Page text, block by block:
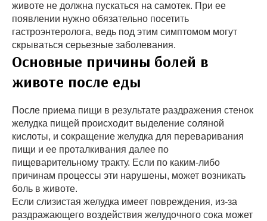
животе не должна пускаться на самотек. При ее
появлении нужно обязательно посетить
гастроэнтеролога, ведь под этим симптомом могут
скрываться серьезные заболевания.
Основные причины болей в
животе после еды
После приема пищи в результате раздражения стенок
желудка пищей происходит выделение соляной
кислоты, и сокращение желудка для переваривания
пищи и ее проталкивания далее по
пищеварительному тракту. Если по каким-либо
причинам процессы эти нарушены, может возникать
боль в животе.
Если слизистая желудка имеет повреждения, из-за
раздражающего воздействия желудочного сока может